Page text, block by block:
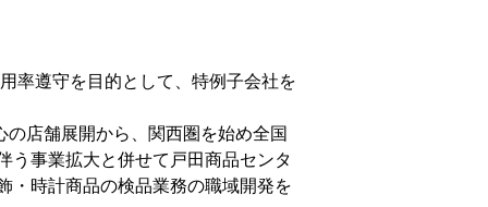
率遵守を目的として、特例子会社を
店舗展開から、関西圏を始め全国
う事業拡大と併せて戸田商品センタ
・時計商品の検品業務の職域開発を